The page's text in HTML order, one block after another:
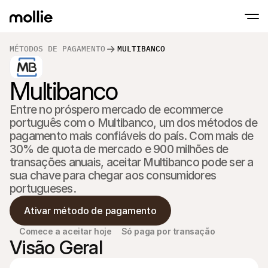
MÉTODOS DE PAGAMENTO MULTIBANCO
Multibanco
Entre no próspero mercado de ecommerce
português com o Multibanco, um dos métodos de
pagamento mais confiáveis do país. Com mais de
30% de quota de mercado e 900 milhões de
transações anuais, aceitar Multibanco pode ser a
sua chave para chegar aos consumidores
portugueses.
Ativar método de pagamento
Comece a aceitar hoje Só paga por transação
Visão Geral
Tap to Pay on iPhone
Aceite pagamentos contactless
Saber mais
Pagamentos
Aceite pagamentos
e dispositivos
Checkout
Ofereça um
para conversão
Pagamentos
Cobre pagamentos
Sócios
Para Agências
Descubra o nosso Programa de Sócios de Agência